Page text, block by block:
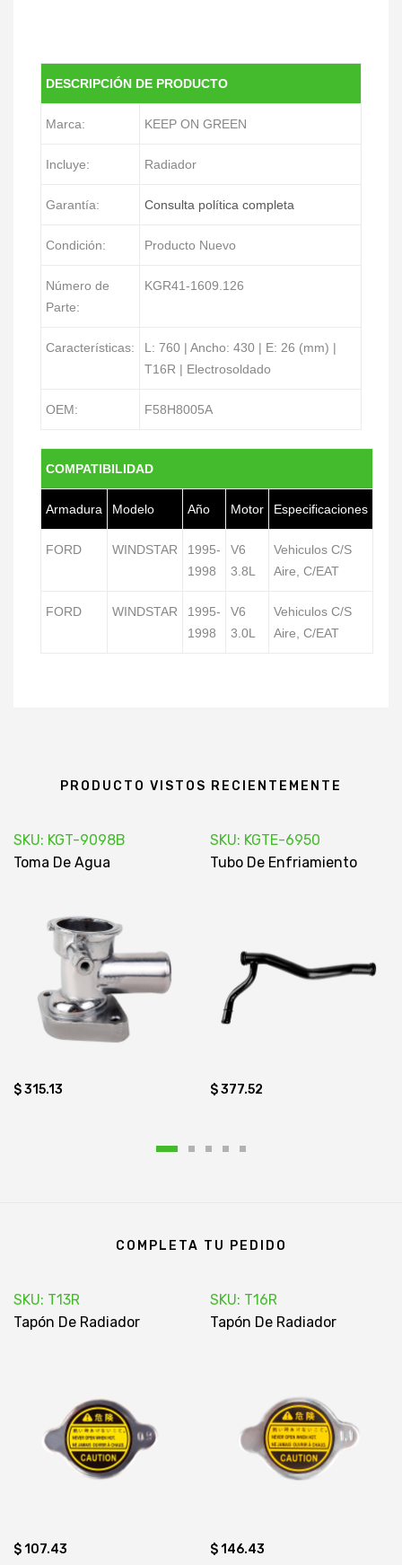
DESCRIPCIÓN DE PRODUCTO
Marca: KEEP ON GREEN
Incluye: Radiador
Garantía: Consulta política completa
Condición: Producto Nuevo
Número de
Parte:
KGR41-1609.126
Características:
L: 760 | Ancho: 430 | E: 26 (mm) |
T16R | Electrosoldado
OEM: F58H8005A
COMPATIBILIDAD
Armadura Modelo Año Motor Especificaciones
FORD WINDSTAR
1995-
1998
V6
3.8L
Vehiculos C/S
Aire, C/EAT
FORD WINDSTAR
1995-
1998
V6
3.0L
Vehiculos C/S
Aire, C/EAT
PRODUCTO VISTOS RECIENTEMENTE
SKU: KGT-9098B
Toma De Agua
$ 315.13
SKU: KGTE-6950
Tubo De Enfriamiento
$ 377.52
COMPLETA TU PEDIDO
SKU: T13R
Tapón De Radiador
$ 107.43
SKU: T16R
Tapón De Radiador
$ 146.43